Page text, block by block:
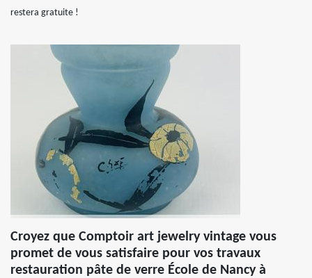
restera gratuite !
Croyez que Comptoir art jewelry vintage vous
promet de vous satisfaire pour vos travaux
restauration pâte de verre École de Nancy à